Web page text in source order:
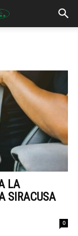
LA
SIRACUSA
0